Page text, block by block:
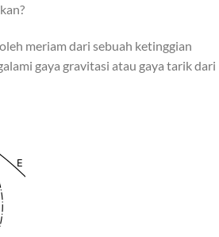
meriam dari sebuah ketinggian
gaya gravitasi atau gaya tarik dari